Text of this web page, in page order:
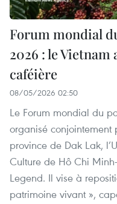
Forum mondial
2026 : le
caféière
08/05/2026 02:50
Le Forum mondial du
organisé
province de Dak Lak,
Culture de Hô Chi
Legend. Il vise à
patrimoine vivant »,